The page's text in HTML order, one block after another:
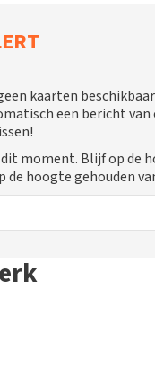
kaarten
een bericht
moment. Blijf op de
hoogte gehouden